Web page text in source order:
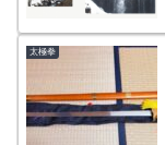
太極拳